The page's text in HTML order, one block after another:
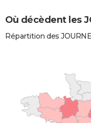
Où décèdent les
Répartition des